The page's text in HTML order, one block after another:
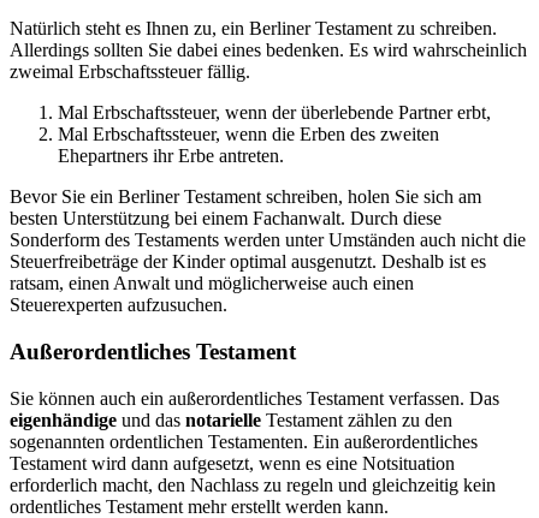
Natürlich steht es Ihnen zu, ein Berliner Testament zu schreiben.
Allerdings sollten Sie dabei eines bedenken. Es wird wahrscheinlich
zweimal Erbschaftssteuer fällig.
Mal Erbschaftssteuer, wenn der überlebende Partner erbt,
Mal Erbschaftssteuer, wenn die Erben des zweiten
Ehepartners ihr Erbe antreten.
Bevor Sie ein Berliner Testament schreiben, holen Sie sich am
besten Unterstützung bei einem Fachanwalt. Durch diese
Sonderform des Testaments werden unter Umständen auch nicht die
Steuerfreibeträge der Kinder optimal ausgenutzt. Deshalb ist es
ratsam, einen Anwalt und möglicherweise auch einen
Steuerexperten aufzusuchen.
Außerordentliches Testament
Sie können auch ein außerordentliches Testament verfassen. Das
eigenhändige und das notarielle Testament zählen zu den
sogenannten ordentlichen Testamenten. Ein außerordentliches
Testament wird dann aufgesetzt, wenn es eine Notsituation
erforderlich macht, den Nachlass zu regeln und gleichzeitig kein
ordentliches Testament mehr erstellt werden kann.